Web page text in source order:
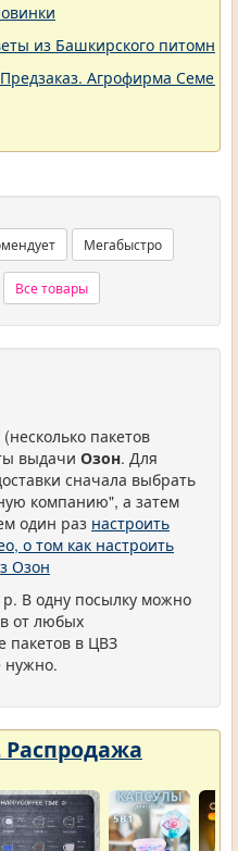
из Башкирского
Агрофирма
Мегабыстро
Все товары
пакетов
выдачи Озон. Для
сначала выбрать
компанию", а затем
один раз настроить
о том как настроить
Озон
В одну посылку можно
от любых
пакетов в ЦВЗ
нужно.
Распродажа